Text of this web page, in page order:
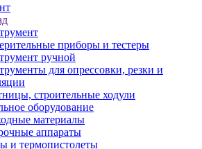
приборы и тестеры
ручной
для опрессовки, резки и
строительные ходули
оборудование
материалы
аппараты
и термопистолеты